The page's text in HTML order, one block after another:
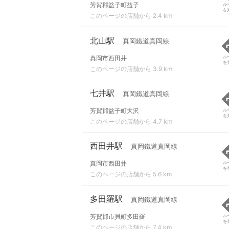
芳賀郡益子町益子
このページの店舗から 2.4 km
ル
を
北山駅 真岡鐵道真岡線
真岡市西田井
このページの店舗から 3.9 km
ル
を
七井駅 真岡鐵道真岡線
芳賀郡益子町大沢
このページの店舗から 4.7 km
ル
を
西田井駅 真岡鐵道真岡線
真岡市西田井
このページの店舗から 5.6 km
ル
を
多田羅駅 真岡鐵道真岡線
芳賀郡市貝町多田羅
このページの店舗から 7.4 km
ル
を